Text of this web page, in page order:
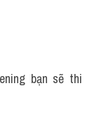
bạn sẽ thi